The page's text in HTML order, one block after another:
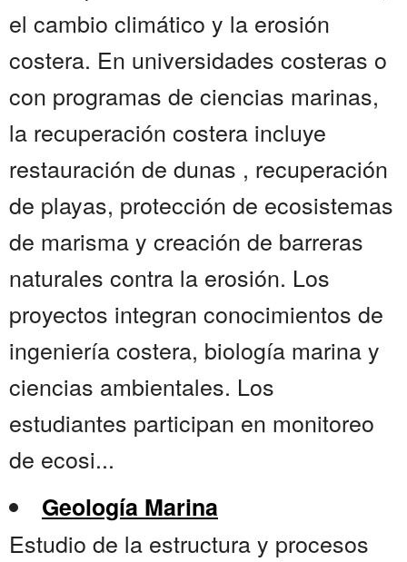
el cambio climático y la erosión
costera. En universidades costeras o
con programas de ciencias marinas,
la recuperación costera incluye
restauración de dunas , recuperación
de playas, protección de ecosistemas
de marisma y creación de barreras
naturales contra la erosión. Los
proyectos integran conocimientos de
ingeniería costera, biología marina y
ciencias ambientales. Los
estudiantes participan en monitoreo
de ecosi...
Geología Marina
Estudio de la estructura y procesos